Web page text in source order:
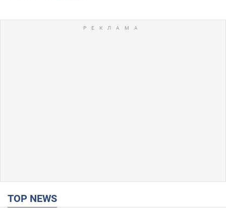
TOP NEWS